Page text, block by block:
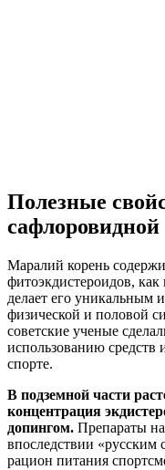
Полезные
сафлоровидной
Маралий корень
фитоэкдистероидов,
делает его уникальным
физической и половой
советские ученые
использованию средств
спорте.
В подземной части
концентрация
допингом. Препараты
впоследствии «русским
рацион питания